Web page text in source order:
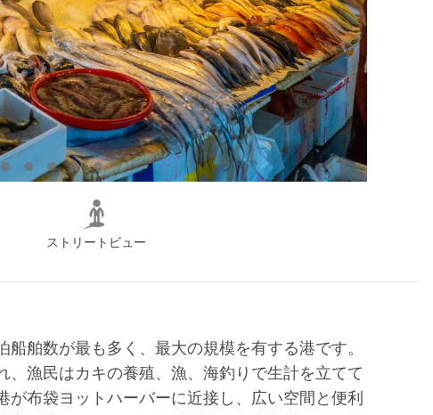
ストリートビュー
舶数が最も多く、最大の規模を有する港です。
漁民はカキの養殖、漁、海釣りで生計を立てて
布袋ヨットハーバーに近接し、広い空間と便利